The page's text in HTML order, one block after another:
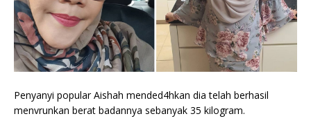
Penyanyi popular Aishah mended4hkan dia telah berhasil
menvrunkan berat badannya sebanyak 35 kilogram.